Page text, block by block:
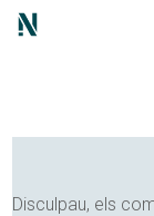
Disculpau, els